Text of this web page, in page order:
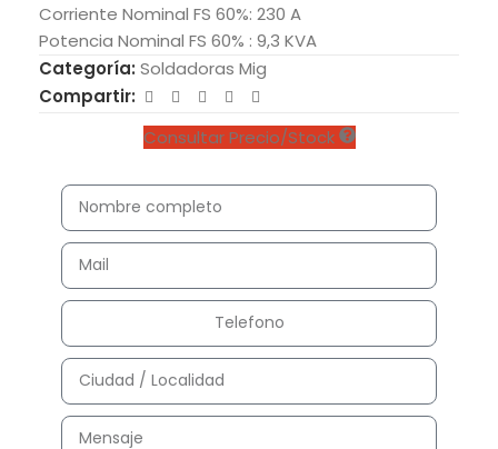
Corriente Nominal FS 60%: 230 A
Potencia Nominal FS 60% : 9,3 KVA
Categoría: Soldadoras Mig
Compartir:
Consultar Precio/Stock